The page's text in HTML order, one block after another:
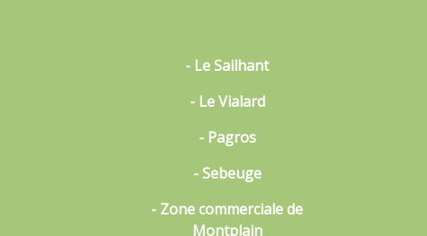
- Le Sailhant
- Le Vialard
- Pagros
- Sebeuge
- Zone commerciale de
Montplain